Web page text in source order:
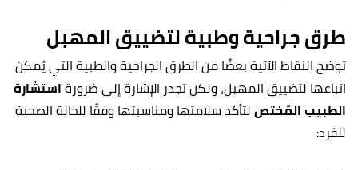
طرق جراحية وطبية لتضييق المهبل
توضح النقاط الآتية بعضًا من الطرق الجراحية والطبية التي يُمكن
اتباعها لتضييق المهبل، ولكن تجدر الإشارة إلى ضرورةاستشارة
الطبيب المُختصلتأكد سلامتها ومناسبتها وفقًا للحالة الصحية
للفرد: